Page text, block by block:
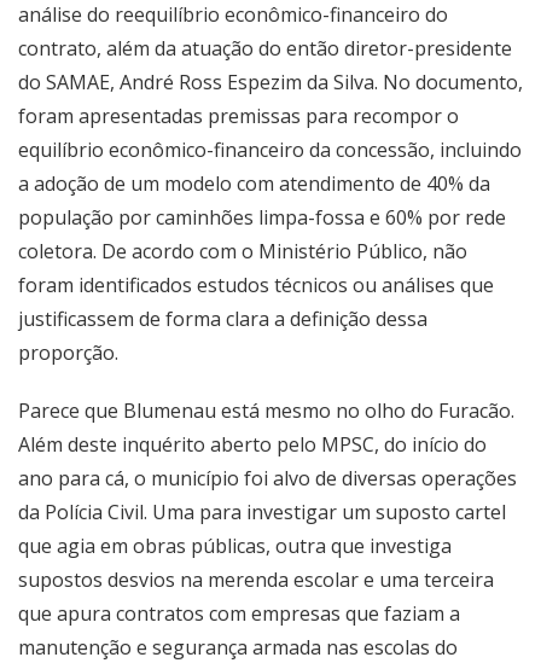
análise do reequilíbrio econômico-financeiro do
contrato, além da atuação do então diretor-presidente
do SAMAE, André Ross Espezim da Silva. No documento,
foram apresentadas premissas para recompor o
equilíbrio econômico-financeiro da concessão, incluindo
a adoção de um modelo com atendimento de 40% da
população por caminhões limpa-fossa e 60% por rede
coletora. De acordo com o Ministério Público, não
foram identificados estudos técnicos ou análises que
justificassem de forma clara a definição dessa
proporção.
Parece que Blumenau está mesmo no olho do Furacão.
Além deste inquérito aberto pelo MPSC, do início do
ano para cá, o município foi alvo de diversas operações
da Polícia Civil. Uma para investigar um suposto cartel
que agia em obras públicas, outra que investiga
supostos desvios na merenda escolar e uma terceira
que apura contratos com empresas que faziam a
manutenção e segurança armada nas escolas do